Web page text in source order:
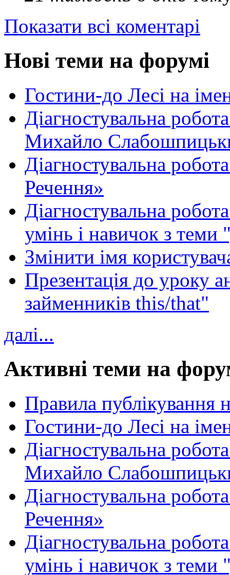
Показати всі коментарі
Нові теми на форумі
Гостини-до Лесі на
Діагностувальна
Михайло
Діагностувальна
Речення»
Діагностувальна
умінь і навичок з теми
Змінити імя
Презентація до уроку
займенників this/that"
далі...
Активні теми на
Правила публікування
Гостини-до Лесі на
Діагностувальна
Михайло
Діагностувальна
Речення»
Діагностувальна
умінь і навичок з теми